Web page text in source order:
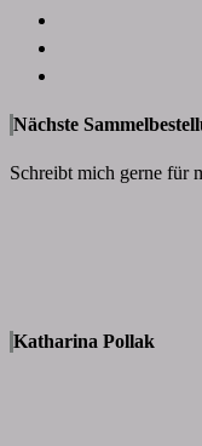
Nächste
Schreibt mich gerne für
Katharina Pollak